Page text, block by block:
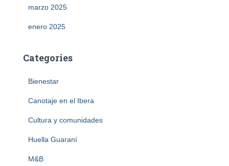
marzo 2025
enero 2025
Categories
Bienestar
Canotaje en el Ibera
Cultura y comunidades
Huella Guaraní
M&B